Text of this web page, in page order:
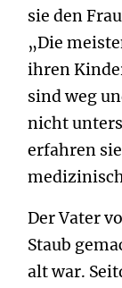
sie den
„Die
ihren
sind weg
nicht
erfahren
Der Vater
Staub
alt war.